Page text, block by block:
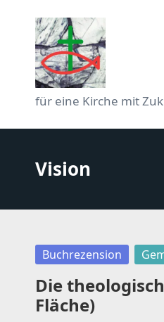
content
D
a
s
g
e
für eine Kirche mit
Vision
Posted
Buchrezension
Die
Fläche)